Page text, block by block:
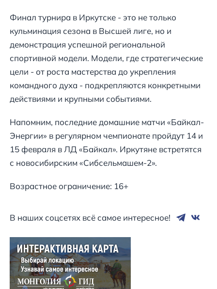
Финал турнира в Иркутске - это не только
кульминация сезона в Высшей лиге, но и
демонстрация успешной региональной
спортивной модели. Модели, где стратегические
цели - от роста мастерства до укрепления
командного духа - подкрепляются конкретными
действиями и крупными событиями.
Напомним, последние домашние матчи «Байкал-
Энергии» в регулярном чемпионате пройдут 14 и
15 февраля в ЛД «Байкал». Иркутяне встретятся
с новосибирским «Сибсельмашем-2».
Возрастное ограничение: 16+
В наших соцсетях всё самое интересное!